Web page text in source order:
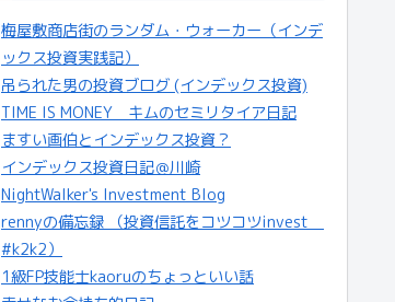
梅屋敷商店街のランダム・ウォーカー（インデ
ックス投資実践記）
吊られた男の投資ブログ (インデックス投資)
TIME IS MONEY キムのセミリタイア日記
ますい画伯とインデックス投資？
インデックス投資日記＠川崎
NightWalker's Investment Blog
rennyの備忘録 （投資信託をコツコツinvest
#k2k2）
1級FP技能士kaoruのちょっといい話